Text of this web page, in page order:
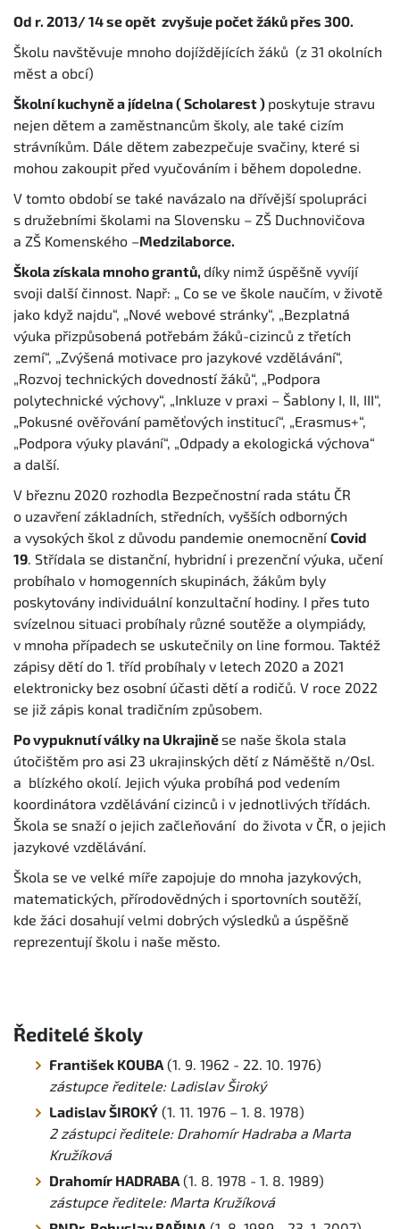
Od r. 2013/ 14 se opět zvyšuje počet žáků přes 300.
Školu navštěvuje mnoho dojíždějících žáků (z 31 okolních
měst a obcí)
Školní kuchyně a jídelna ( Scholarest ) poskytuje stravu
nejen dětem a zaměstnancům školy, ale také cizím
strávníkům. Dále dětem zabezpečuje svačiny, které si
mohou zakoupit před vyučováním i během dopoledne.
V tomto období se také navázalo na dřívější spolupráci
s družebními školami na Slovensku – ZŠ Duchnovičova
a ZŠ Komenského –Medzilaborce.
Škola získala mnoho grantů, díky nimž úspěšně vyvíjí
svoji další činnost. Např: „ Co se ve škole naučím, v životě
jako když najdu“, „Nové webové stránky“, „Bezplatná
výuka přizpůsobená potřebám žáků-cizinců z třetích
zemí“, „Zvýšená motivace pro jazykové vzdělávání“,
„Rozvoj technických dovedností žáků“, „Podpora
polytechnické výchovy“, „Inkluze v praxi – Šablony I, II, III“,
„Pokusné ověřování paměťových institucí“, „Erasmus+“,
„Podpora výuky plavání“, „Odpady a ekologická výchova“
a další.
V březnu 2020 rozhodla Bezpečnostní rada státu ČR
o uzavření základních, středních, vyšších odborných
a vysokých škol z důvodu pandemie onemocněníCovid
19. Střídala se distanční, hybridní i prezenční výuka, učení
probíhalo v homogenních skupinách, žákům byly
poskytovány individuální konzultační hodiny. I přes tuto
svízelnou situaci probíhaly různé soutěže a olympiády,
v mnoha případech se uskutečnily on line formou. Taktéž
zápisy dětí do 1. tříd probíhaly v letech 2020 a 2021
elektronicky bez osobní účasti dětí a rodičů. V roce 2022
se již zápis konal tradičním způsobem.
Po vypuknutí války na Ukrajiněse naše škola stala
útočištěm pro asi 23 ukrajinských dětí z Náměště n/Osl.
a blízkého okolí. Jejich výuka probíhá pod vedením
koordinátora vzdělávání cizinců i v jednotlivých třídách.
Škola se snaží o jejich začleňování do života v ČR, o jejich
jazykové vzdělávání.
Škola se ve velké míře zapojuje do mnoha jazykových,
matematických, přírodovědných i sportovních soutěží,
kde žáci dosahují velmi dobrých výsledků a úspěšně
reprezentují školu i naše město.
Ředitelé školy
František KOUBA (1. 9. 1962 - 22. 10. 1976)
zástupce ředitele: Ladislav Široký
Ladislav ŠIROKÝ (1. 11. 1976 – 1. 8. 1978)
2 zástupci ředitele: Drahomír Hadraba a Marta
Kružíková
Drahomír HADRABA (1. 8. 1978 - 1. 8. 1989)
zástupce ředitele: Marta Kružíková